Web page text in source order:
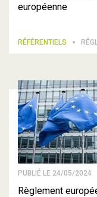
européenne
RÉFÉRENTIELS
PUBLIÉ LE 24/05/2024
Règlement